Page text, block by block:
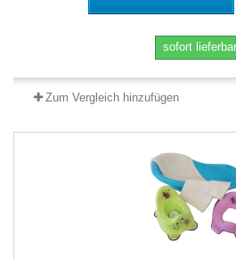
sofort lieferbar
Zum Vergleich hinzufügen